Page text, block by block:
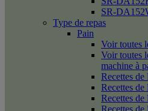
SR-
Type de repas
Pain
Voir toutes
Voir toutes
machine à
Recettes de
Recettes de
Recettes de
Recettes de